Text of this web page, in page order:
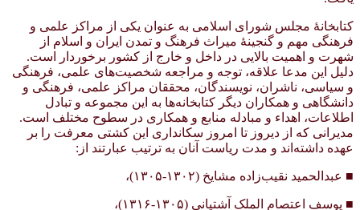
کتابخانهٔ مجلس شورای اسلامی به عنوان یکی از مراکز علمی و
فرهنگی مهم و گنجینهٔ میراث فرهنگ و تمدن ایران و اسلام از
شهرت و اهمیت بالایی در داخل و خارج از کشور برخوردار است.
دلیل این مدعا علاقه، توجه و مراجعه شخصیت‌های علمی، فرهنگی
و سیاسی، ناشران، نویسندگان، محققان مراکز علمی، فرهنگی و
دانشگاهی و همکاران دیگر کتابخانه‌ها به این مجموعه و تبادل
اطلاعات، اهداء و مبادله منابع و همکاری در سطوح مختلف است.
مدیرانی که از دیروز تا امروز سکانداری این کشتی معرفت را بر
عهده داشته‌اند و مدت ریاست آنان به ترتیب عبارتند از:
■ عبدالحمید نقیب‌زاده مشایخ (۱۳۰۲-۱۳۰۵)،
■ یوسف اعتصام الملک آشتیانی (۱۳۰۵-۱۳۱۶)،